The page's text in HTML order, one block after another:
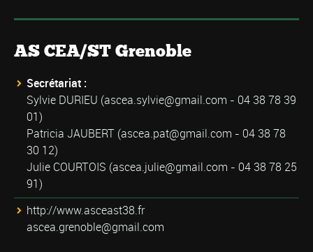
AS CEA/ST Grenoble
Secrétariat :
Sylvie DURIEU (ascea.sylvie@gmail.com - 04 38 78 39
01)
Patricia JAUBERT (ascea.pat@gmail.com - 04 38 78
30 12)
Julie COURTOIS (ascea.julie@gmail.com - 04 38 78 25
91)
http://www.asceast38.fr
ascea.grenoble@gmail.com